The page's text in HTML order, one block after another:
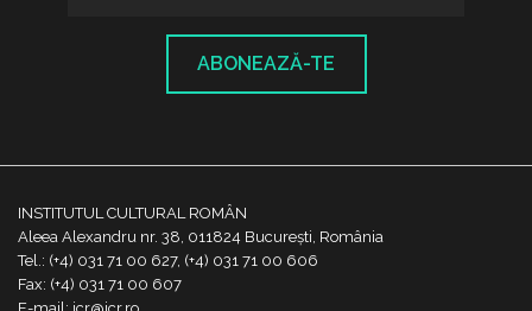
ABONEAZĂ-TE
INSTITUTUL CULTURAL ROMÂN
Aleea Alexandru nr. 38, 011824 București, România
Tel.: (+4) 031 71 00 627, (+4) 031 71 00 606
Fax: (+4) 031 71 00 607